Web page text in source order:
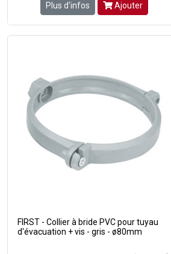
Plus d'infos Ajouter
FIRST - Collier à bride PVC pour tuyau
d'évacuation + vis - gris - ø80mm